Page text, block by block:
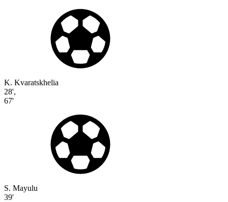
K. Kvaratskhelia
28',
67'
S. Mayulu
39'